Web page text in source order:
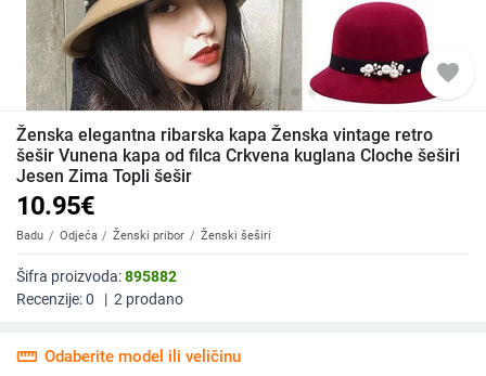
favorite
Ženska elegantna ribarska kapa Ženska vintage retro
šešir Vunena kapa od filca Crkvena kuglana Cloche šeširi
Jesen Zima Topli šešir
10.95€
Badu Odjeća Ženski pribor Ženski šeširi
Šifra proizvoda:895882
Recenzije:0 | 2 prodano
straighten Odaberite model ili veličinu